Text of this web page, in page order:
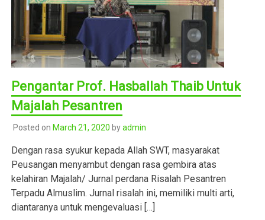
Pengantar Prof. Hasballah Thaib Untuk
Majalah Pesantren
Posted on March 21, 2020 byadmin
Dengan rasa syukur kepada Allah SWT, masyarakat
Peusangan menyambut dengan rasa gembira atas
kelahiran Majalah/ Jurnal perdana Risalah Pesantren
Terpadu Almuslim. Jurnal risalah ini, memiliki multi arti,
diantaranya untuk mengevaluasi […]